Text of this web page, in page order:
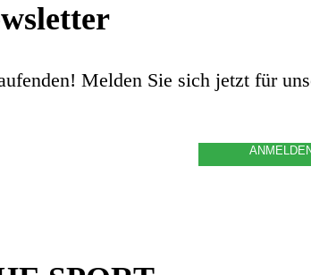
Melden Sie sich jetzt für